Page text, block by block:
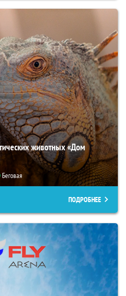
животных «Дом
Беговая
ПОДРОБНЕЕ